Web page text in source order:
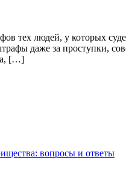
тех людей, у которых
даже за проступки,
[…]
вопросы и ответы